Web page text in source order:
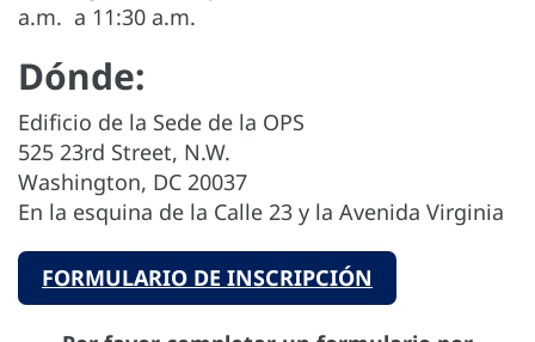
a.m. a 11:30 a.m.
Dónde:
Edificio de la Sede de la OPS
525 23rd Street, N.W.
Washington, DC 20037
En la esquina de la Calle 23 y la Avenida Virginia
FORMULARIO DE INSCRIPCIÓN